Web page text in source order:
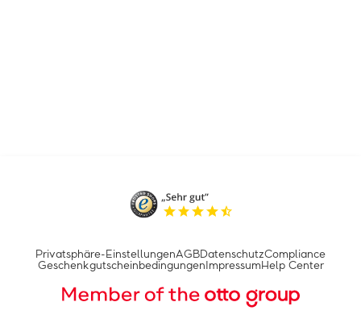
Privatsphäre-EinstellungenAGBDatenschutzCompliance
Geschenkgutscheinbedingungen Impressum Help Center